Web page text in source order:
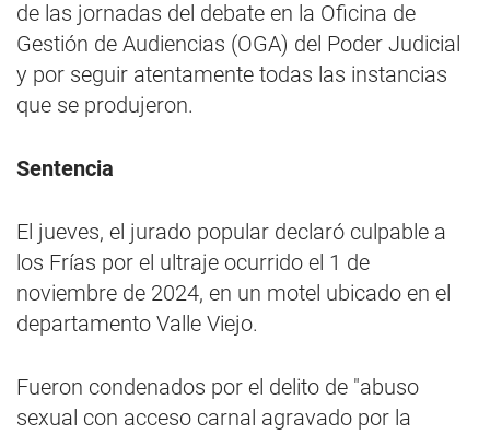
de las jornadas del debate en la Oficina de
Gestión de Audiencias (OGA) del Poder Judicial
y por seguir atentamente todas las instancias
que se produjeron.
Sentencia
El jueves, el jurado popular declaró culpable a
los Frías por el ultraje ocurrido el 1 de
noviembre de 2024, en un motel ubicado en el
departamento Valle Viejo.
Fueron condenados por el delito de "abuso
sexual con acceso carnal agravado por la